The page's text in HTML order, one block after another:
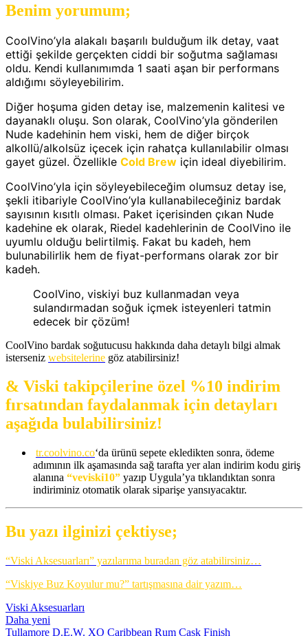
Benim yorumum;
CoolVino’yla alakalı başarılı bulduğum ilk detay, vaat
ettiği şekilde gerçekten ciddi bir soğutma sağlaması
oldu. Kendi kullanımımda 1 saati aşan bir performans
aldığımı söyleyebilirim.
Diğer hoşuma giden detay ise, malzemenin kalitesi ve
dayanaklı oluşu. Son olarak, CoolVino’yla gönderilen
Nude kadehinin hem viski, hem de diğer birçok
alkollü/alkolsüz içecek için rahatça kullanılabilir olması
gayet güzel. Özellikle Cold Brew için ideal diyebilirim.
CoolVino’yla için söyleyebileceğim olumsuz detay ise,
şekli itibariyle CoolVino’yla kullanabileceğiniz bardak
sayısının kısıtlı olması. Paket içerisinden çıkan Nude
kadehine ek olarak, Riedel kadehlerinin de CoolVino ile
uyumlu olduğu belirtilmiş. Fakat bu kadeh, hem
bulunabilirlik hem de fiyat-performans olarak zor bir
kadeh.
CoolVino, viskiyi buz kullanmadan veya
sulandırmadan soğuk içmek isteyenleri tatmin
edecek bir çözüm!
CoolVino bardak soğutucusu hakkında daha detaylı bilgi almak
isterseniz websitelerine göz atabilirsiniz!
& Viski takipçilerine özel %10 indirim
fırsatından faydalanmak için detayları
aşağıda bulabilirsiniz!
tr.coolvino.co‘da ürünü sepete ekledikten sonra, ödeme
adımının ilk aşamasında sağ tarafta yer alan indirim kodu giriş
alanına “veviski10” yazıp Uygula’ya tıklandıktan sonra
indiriminiz otomatik olarak siparişe yansıyacaktır.
Bu yazı ilginizi çektiyse;
“Viski Aksesuarları” yazılarıma buradan göz atabilirsiniz…
“Viskiye Buz Koyulur mu?” tartışmasına dair yazım…
Viski Aksesuarları
Daha yeni
Tullamore D.E.W. XO Caribbean Rum Cask Finish